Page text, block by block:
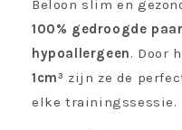
Beloon slim en
100% gedroogde
hypoallergeen. Door
1cm³ zijn ze de
elke trainingssessie.